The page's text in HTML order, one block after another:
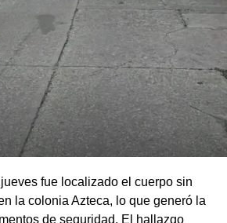
fue localizado el cuerpo sin
la colonia Azteca, lo que generó la
de seguridad. El hallazgo